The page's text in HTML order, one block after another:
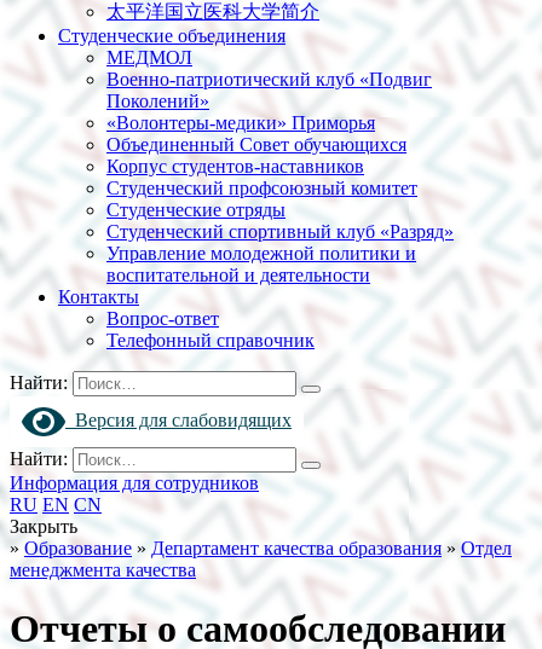
太平洋国立医科大学简介
Студенческие объединения
МЕДМОЛ
Военно-патриотический клуб «Подвиг
Поколений»
«Волонтеры-медики» Приморья
Объединенный Совет обучающихся
Корпус студентов-наставников
Студенческий профсоюзный комитет
Студенческие отряды
Студенческий спортивный клуб «Разряд»
Управление молодежной политики и
воспитательной и деятельности
Контакты
Вопрос-ответ
Телефонный справочник
Найти:
Версия для слабовидящих
Найти:
Информация для сотрудников
RU EN CN
Закрыть
» Образование » Департамент качества образования » Отдел
менеджмента качества
Отчеты о самообследовании